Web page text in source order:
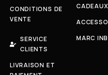
CONDITIONS DE
VENTE
SERVICE
CLIENTS
LIVRAISON ET
CADEAUX
MARC